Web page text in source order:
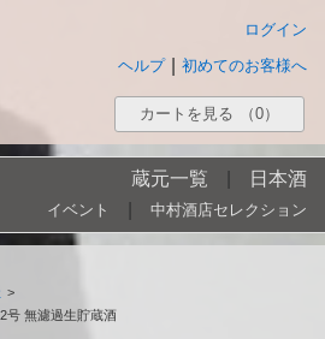
ログイン
初めてのお客様へ
ヘルプ
カートを見る （0）
蔵元一覧 日本酒
イベント 中村酒店セレクション
>
号 無濾過生貯蔵酒